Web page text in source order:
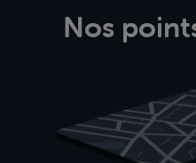
Nos